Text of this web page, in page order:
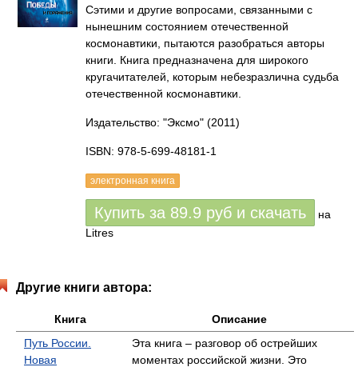
Сэтими и другие вопросами, связанными с
нынешним состоянием отечественной
космонавтики, пытаются разобраться авторы
книги. Книга предназначена для широкого
кругачитателей, которым небезразлична судьба
отечественной космонавтики.
Издательство: "Эксмо" (2011)
ISBN: 978-5-699-48181-1
электронная книга
Купить за 89.9 руб и скачать
на
Litres
Другие книги автора:
Книга
Описание
Путь России.
Новая
Эта книга – разговор об острейших
моментах российской жизни. Это